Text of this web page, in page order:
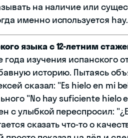
на наличие или
именно используется hay.
языка с 12-летним
изучения испанского
историю. Пытаясь
сказал: "Es hielo en mi
"No hay suficiente hielo
с улыбкой переспросил:
сказать что-то о